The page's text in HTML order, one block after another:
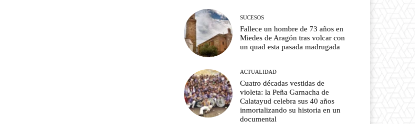
SUCESOS
Fallece un hombre de 73 años en
Miedes de Aragón tras volcar con
un quad esta pasada madrugada
ACTUALIDAD
Cuatro décadas vestidas de
violeta: la Peña Garnacha de
Calatayud celebra sus 40 años
inmortalizando su historia en un
documental